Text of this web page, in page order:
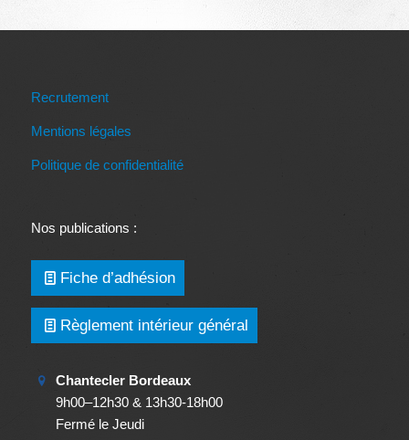
Recrutement
Mentions légales
Politique de confidentialité
Nos publications :
Fiche d’adhésion
Règlement intérieur général
Chantecler Bordeaux
9h00–12h30 & 13h30-18h00
Fermé le Jeudi